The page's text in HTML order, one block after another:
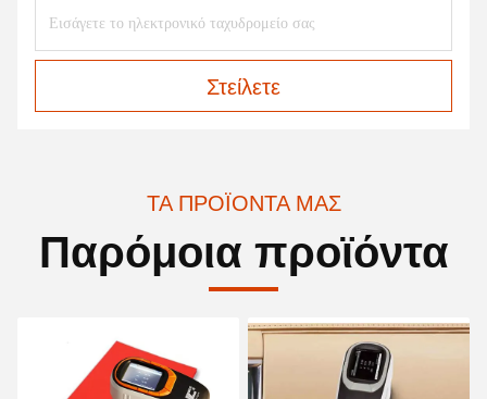
Στείλετε
ΤΑ ΠΡΟΪΌΝΤΑ ΜΑΣ
Παρόμοια προϊόντα